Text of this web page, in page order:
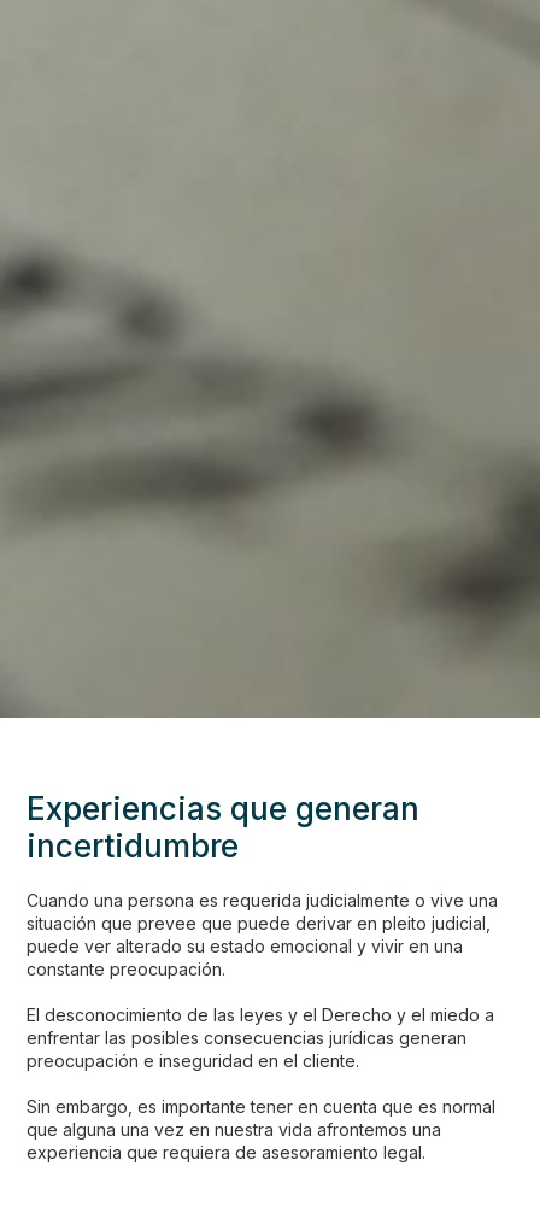
Experiencias que generan
incertidumbre
Cuando una persona es requerida judicialmente o vive una
situación que prevee que puede derivar en pleito judicial,
puede ver alterado su estado emocional y vivir en una
constante preocupación.
El desconocimiento de las leyes y el Derecho y el miedo a
enfrentar las posibles consecuencias jurídicas generan
preocupación e inseguridad en el cliente.
Sin embargo, es importante tener en cuenta que es normal
que alguna una vez en nuestra vida afrontemos una
experiencia que requiera de asesoramiento legal.